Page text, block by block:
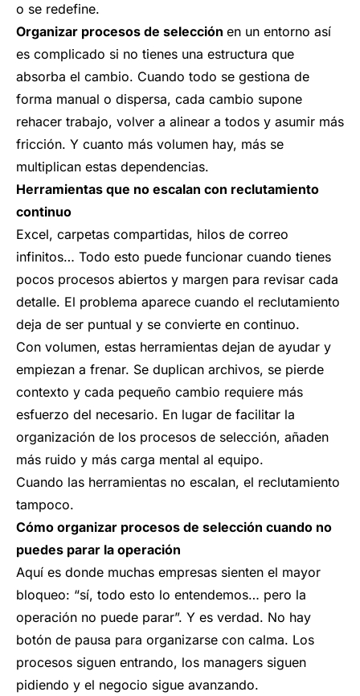
o se redefine.
Organizar procesos de selección en un entorno así
es complicado si no tienes una estructura que
absorba el cambio. Cuando todo se gestiona de
forma manual o dispersa, cada cambio supone
rehacer trabajo, volver a alinear a todos y asumir más
fricción. Y cuanto más volumen hay, más se
multiplican estas dependencias.
Herramientas que no escalan con reclutamiento
continuo
Excel, carpetas compartidas, hilos de correo
infinitos… Todo esto puede funcionar cuando tienes
pocos procesos abiertos y margen para revisar cada
detalle. El problema aparece cuando el reclutamiento
deja de ser puntual y se convierte en continuo.
Con volumen, estas herramientas dejan de ayudar y
empiezan a frenar. Se duplican archivos, se pierde
contexto y cada pequeño cambio requiere más
esfuerzo del necesario. En lugar de facilitar la
organización de los procesos de selección, añaden
más ruido y más carga mental al equipo.
Cuando las herramientas no escalan, el reclutamiento
tampoco.
Cómo organizar procesos de selección cuando no
puedes parar la operación
Aquí es donde muchas empresas sienten el mayor
bloqueo: “sí, todo esto lo entendemos… pero la
operación no puede parar”. Y es verdad. No hay
botón de pausa para organizarse con calma. Los
procesos siguen entrando, los managers siguen
pidiendo y el negocio sigue avanzando.